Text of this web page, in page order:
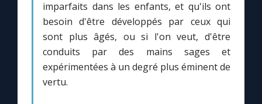
imparfaits dans les enfants, et qu'ils ont
besoin d'être développés par ceux qui
sont plus âgés, ou si l'on veut, d'être
conduits par des mains sages et
expérimentées à un degré plus éminent de
vertu.